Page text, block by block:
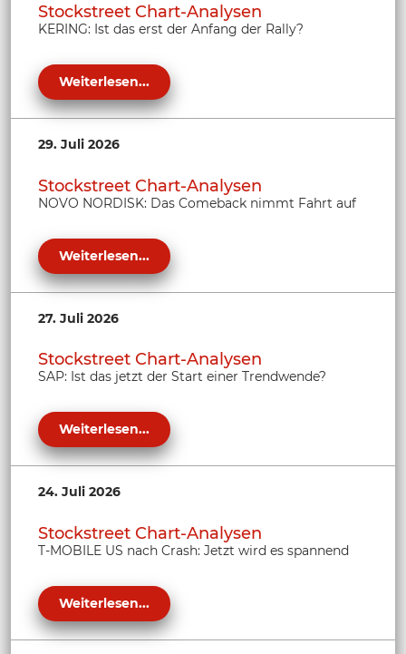
Stockstreet Chart-Analysen
KERING: Ist das erst der Anfang der Rally?
Weiterlesen...
29. Juli 2026
Stockstreet Chart-Analysen
NOVO NORDISK: Das Comeback nimmt Fahrt auf
Weiterlesen...
27. Juli 2026
Stockstreet Chart-Analysen
SAP: Ist das jetzt der Start einer Trendwende?
Weiterlesen...
24. Juli 2026
Stockstreet Chart-Analysen
T-MOBILE US nach Crash: Jetzt wird es spannend
Weiterlesen...